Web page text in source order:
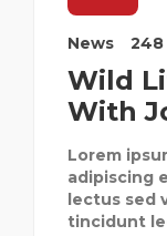
News 248
Wild
With
Lorem
adipiscing
lectus sed
tincidunt